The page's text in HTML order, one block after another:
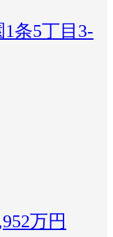
条5丁目3-
万円